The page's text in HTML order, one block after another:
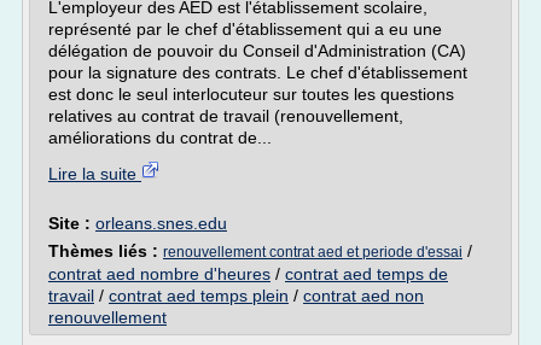
L'employeur des AED est l'établissement scolaire,
représenté par le chef d'établissement qui a eu une
délégation de pouvoir du Conseil d'Administration (CA)
pour la signature des contrats. Le chef d'établissement
est donc le seul interlocuteur sur toutes les questions
relatives au contrat de travail (renouvellement,
améliorations du contrat de...
Lire la suite
Site : orleans.snes.edu
Thèmes liés : renouvellement contrat aed et periode d'essai /
contrat aed nombre d'heures / contrat aed temps de
travail / contrat aed temps plein / contrat aed non
renouvellement